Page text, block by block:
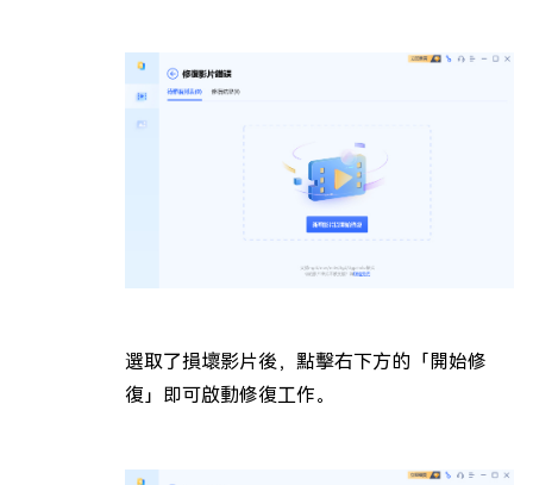
選取了損壞影片後，點擊右下方的「開始修
復」即可啟動修復工作。